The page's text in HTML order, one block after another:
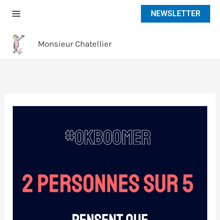
NEWSLETTER
Monsieur Chatellier